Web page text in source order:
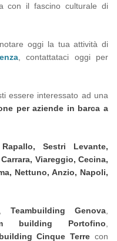
con il fascino culturale di
oggi la tua attività di
, contattataci oggi per
essere interessato ad una
per aziende in barca a
Sestri Levante,
Viareggio, Cecina,
Nettuno, Anzio, Napoli,
Teambuilding Genova
building Portofino
Cinque Terre con